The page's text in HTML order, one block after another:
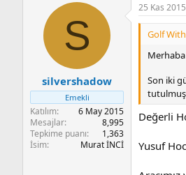
S
silvershadow
Emekli
Katılım
6 May 2015
Mesajlar
8,995
Tepkime puanı
1,363
İsim
Murat İNCİ
25 Kas 2015
Golf
Son iki
Değerli
Yusuf